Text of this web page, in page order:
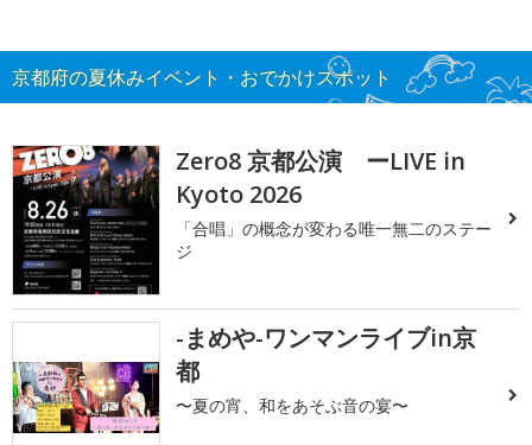
京都府の夏休みイベント・おでかけスポット
Zero8 京都公演 ーLIVE in
Kyoto 2026
「合唱」の概念が変わる唯一無二のステー
ジ
-まめや-ワンマンライブin京
都
〜夏の宵、和をあそぶ音の宴〜